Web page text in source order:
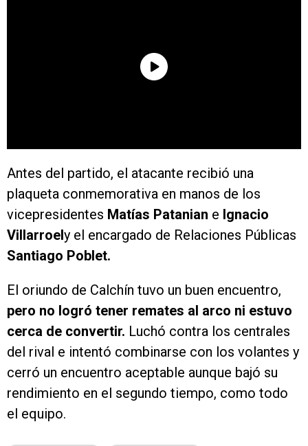
Antes del partido, el atacante recibió una
plaqueta conmemorativa en manos de los
vicepresidentes Matías Patanian e Ignacio
Villarroel y el encargado de Relaciones Públicas
Santiago Poblet.
El oriundo de Calchín tuvo un buen encuentro,
pero no logró tener remates al arco ni estuvo
cerca de convertir. Luchó contra los centrales
del rival e intentó combinarse con los volantes y
cerró un encuentro aceptable aunque bajó su
rendimiento en el segundo tiempo, como todo
el equipo.